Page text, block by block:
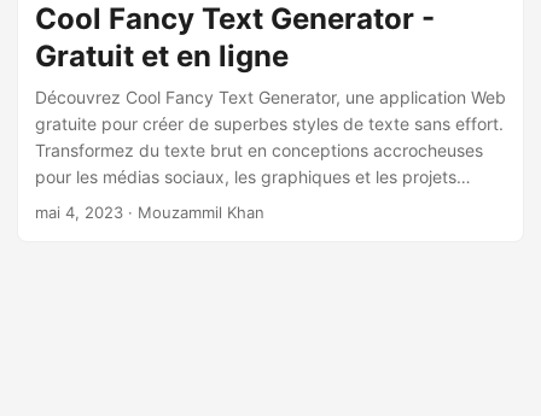
Cool Fancy Text Generator -
Gratuit et en ligne
Découvrez Cool Fancy Text Generator, une application Web
gratuite pour créer de superbes styles de texte sans effort.
Transformez du texte brut en conceptions accrocheuses
pour les médias sociaux, les graphiques et les projets
personnalisés. Compatible avec la plupart des appareils et
mai 4, 2023 · Mouzammil Khan